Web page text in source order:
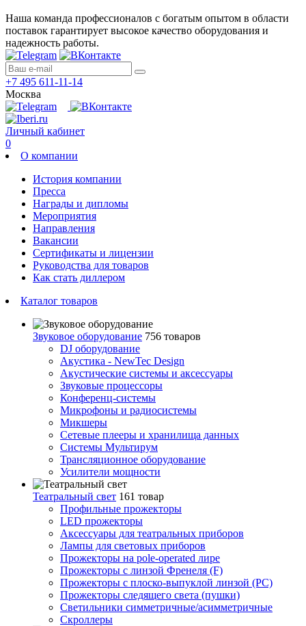
Наша команда профессионалов с богатым опытом в области
поставок гарантирует высокое качество оборудования и
надежность работы.
+7 495 611-11-14
Москва
Личный кабинет
0
О компании
История компании
Пресса
Награды и дипломы
Мероприятия
Направления
Вакансии
Сертификаты и лицензии
Руководства для товаров
Как стать диллером
Каталог товаров
Звуковое оборудование 756 товаров
DJ оборудование
Акустика - NewTec Design
Акустические системы и аксессуары
Звуковые процессоры
Конференц-системы
Микрофоны и радиосистемы
Микшеры
Сетевые плееры и хранилища данных
Системы Мультирум
Трансляционное оборудование
Усилители мощности
Театральный свет 161 товар
Профильные прожекторы
LED прожекторы
Аксессуары для театральных приборов
Лампы для световых приборов
Прожекторы на pole-operated лире
Прожекторы с линзой Френеля (F)
Прожекторы с плоско-выпуклой линзой (PC)
Прожекторы следящего света (пушки)
Светильники симметричные/асимметричные
Скроллеры